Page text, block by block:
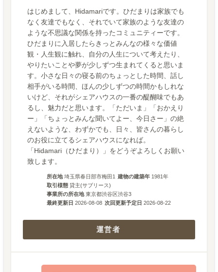
はじめまして、Hidamariです。ひだまりは家族でも
なく友達でもなく、それでいて家族のような友達の
ような不思議な関係を持ったコミュニティーです。
ひだまりに入居したらきっとみんなの様々な価値
観・人生観に触れ、自分の人生について考えたり、
やりたいことや夢が少しずつ生まれてくると思いま
す。小さな日々の寝る前のちょっとした時間、話し
相手がいる時間、ほんの少しずつの時間かもしれな
いけど、それがシェアハウスの一番の醍醐味でもあ
るし、魅力だと思います。「ただいま」「おかえり
ー」「ちょっとみんな聞いてよー、今日さー」の絶
えないような、わずかでも、日々、皆さんの暮らし
のお役に立てるシェアハウスになれば。
「Hidamari（ひだまり）」をどうぞよろしくお願い
致します。
所在地 埼玉県春日部市梅田1 建物の建築年 1981年
取引様態 貸主(サブリース)
事業所の所在地 東京都渋谷区渋谷3
最終更新日 2026-08-08 次回更新予定日 2026-08-22
運営者